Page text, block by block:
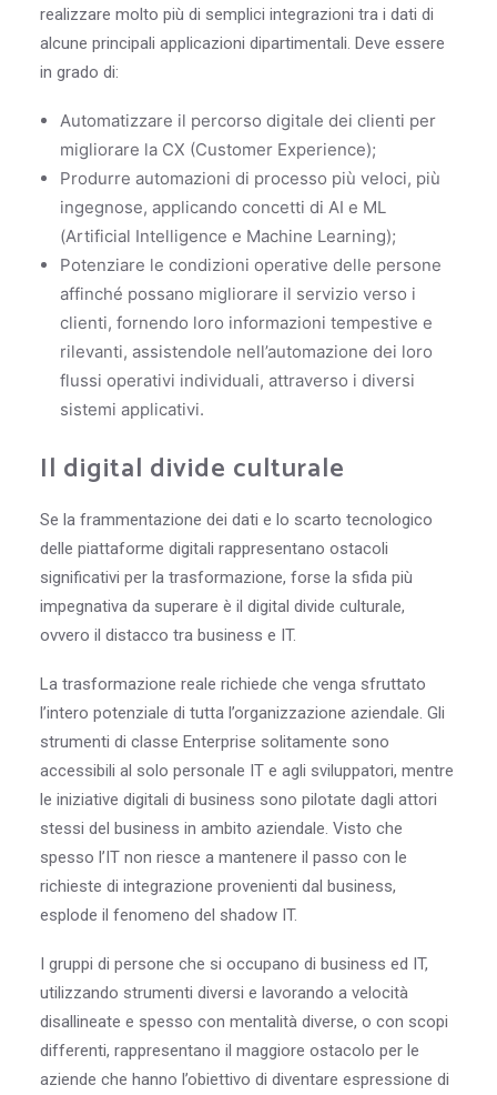
realizzare molto più di semplici integrazioni tra i dati di
alcune principali applicazioni dipartimentali. Deve essere
in grado di:
Automatizzare il percorso digitale dei clienti per
migliorare la CX (Customer Experience);
Produrre automazioni di processo più veloci, più
ingegnose, applicando concetti di AI e ML
(Artificial Intelligence e Machine Learning);
Potenziare le condizioni operative delle persone
affinché possano migliorare il servizio verso i
clienti, fornendo loro informazioni tempestive e
rilevanti, assistendole nell’automazione dei loro
flussi operativi individuali, attraverso i diversi
sistemi applicativi.
Il digital divide culturale
Se la frammentazione dei dati e lo scarto tecnologico
delle piattaforme digitali rappresentano ostacoli
significativi per la trasformazione, forse la sfida più
impegnativa da superare è il digital divide culturale,
ovvero il distacco tra business e IT.
La trasformazione reale richiede che venga sfruttato
l’intero potenziale di tutta l’organizzazione aziendale. Gli
strumenti di classe Enterprise solitamente sono
accessibili al solo personale IT e agli sviluppatori, mentre
le iniziative digitali di business sono pilotate dagli attori
stessi del business in ambito aziendale. Visto che
spesso l’IT non riesce a mantenere il passo con le
richieste di integrazione provenienti dal business,
esplode il fenomeno del shadow IT.
I gruppi di persone che si occupano di business ed IT,
utilizzando strumenti diversi e lavorando a velocità
disallineate e spesso con mentalità diverse, o con scopi
differenti, rappresentano il maggiore ostacolo per le
aziende che hanno l’obiettivo di diventare espressione di